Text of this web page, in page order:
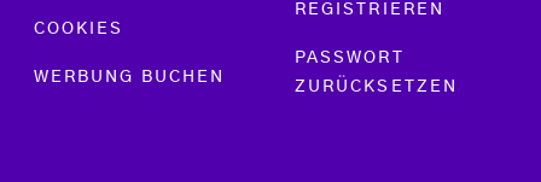
COOKIES
WERBUNG BUCHEN
REGISTRIEREN
PASSWORT
ZURÜCKSETZEN